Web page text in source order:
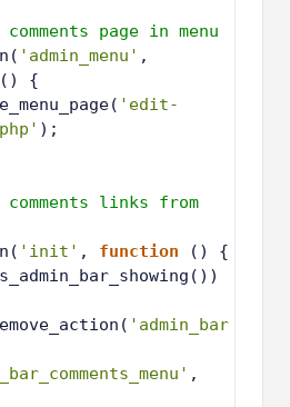
page in menu
'admin_menu'
() {
'edit-
);
comments links from
'init' , function
() {
'admin_bar
,